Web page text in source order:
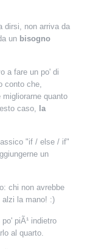
dirsi, non arriva da
un bisogno
a fare un po' di
conto che,
migliorarne quanto
caso,
la
"if / else / if"
un
chi non avrebbe
la mano! :)
piÃ¹ indietro
al quarto.